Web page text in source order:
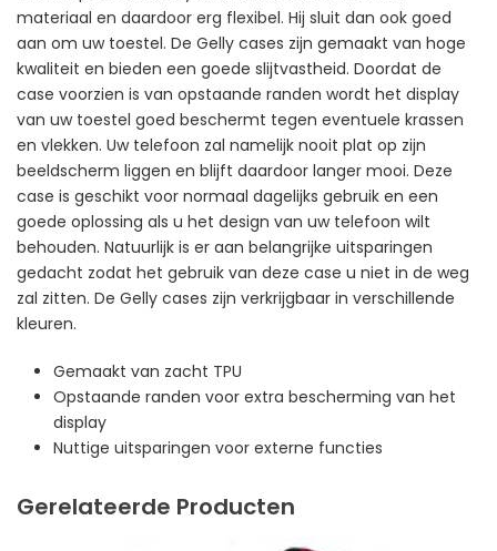
materiaal en daardoor erg flexibel. Hij sluit dan ook goed
aan om uw toestel. De Gelly cases zijn gemaakt van hoge
kwaliteit en bieden een goede slijtvastheid. Doordat de
case voorzien is van opstaande randen wordt het display
van uw toestel goed beschermt tegen eventuele krassen
en vlekken. Uw telefoon zal namelijk nooit plat op zijn
beeldscherm liggen en blijft daardoor langer mooi. Deze
case is geschikt voor normaal dagelijks gebruik en een
goede oplossing als u het design van uw telefoon wilt
behouden. Natuurlijk is er aan belangrijke uitsparingen
gedacht zodat het gebruik van deze case u niet in de weg
zal zitten. De Gelly cases zijn verkrijgbaar in verschillende
kleuren.
Gemaakt van zacht TPU
Opstaande randen voor extra bescherming van het
display
Nuttige uitsparingen voor externe functies
Gerelateerde Producten